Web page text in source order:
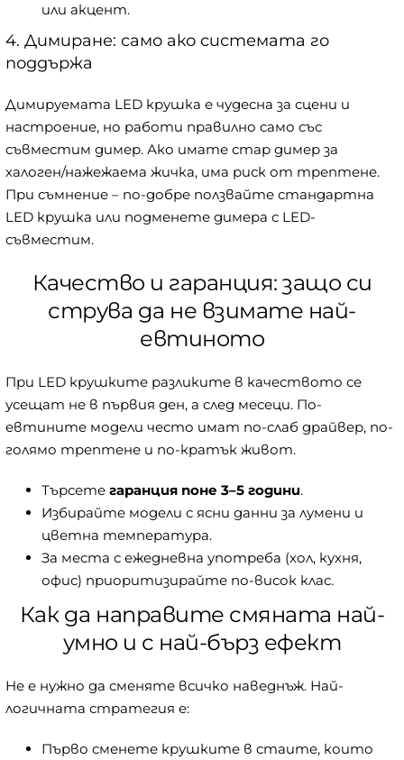
или акцент.
4. Димиране: само ако системата го
поддържа
Димируемата LED крушка е чудесна за сцени и
настроение, но работи правилно само със
съвместим димер. Ако имате стар димер за
халоген/нажежаема жичка, има риск от трептене.
При съмнение – по-добре ползвайте стандартна
LED крушка или подменете димера с LED-
съвместим.
Качество и гаранция: защо си
струва да не взимате най-
евтиното
При LED крушките разликите в качеството се
усещат не в първия ден, а след месеци. По-
евтините модели често имат по-слаб драйвер, по-
голямо трептене и по-кратък живот.
Търсете гаранция поне 3–5 години.
Избирайте модели с ясни данни за лумени и
цветна температура.
За места с ежедневна употреба (хол, кухня,
офис) приоритизирайте по-висок клас.
Как да направите смяната най-
умно и с най-бърз ефект
Не е нужно да сменяте всичко наведнъж. Най-
логичната стратегия е:
Първо сменете крушките в стаите, които